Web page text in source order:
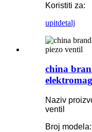
Koristiti za:
upitdetalj
china
Naziv
ventil
Broj modela: